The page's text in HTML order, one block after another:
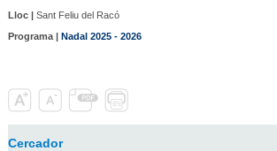
Lloc |Sant Feliu del Racó
Programa | Nadal 2025 - 2026
Cercador